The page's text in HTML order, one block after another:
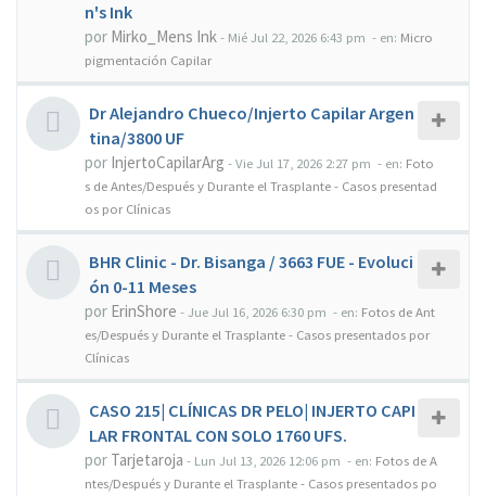
n's Ink
por Mirko_Mens Ink- Mié Jul 22, 2026 6:43 pm - en: Micro
pigmentación Capilar
Dr Alejandro Chueco/Injerto Capilar Argen
tina/3800 UF
por InjertoCapilarArg -Vie Jul 17, 2026 2:27 pm - en: Foto
s de Antes/Después y Durante el Trasplante - Casos presentad
os por Clínicas
BHR Clinic - Dr. Bisanga / 3663 FUE - Evoluci
ón 0-11 Meses
por ErinShore -Jue Jul 16, 2026 6:30 pm - en: Fotos de Ant
es/Después y Durante el Trasplante - Casos presentados por
Clínicas
CASO 215| CLÍNICAS DR PELO| INJERTO CAPI
LAR FRONTAL CON SOLO 1760 UFS.
por Tarjetaroja - Lun Jul 13, 2026 12:06 pm - en: Fotos de A
ntes/Después y Durante el Trasplante - Casos presentados po